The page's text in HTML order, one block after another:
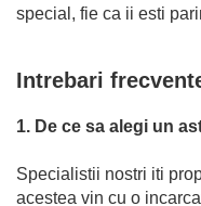
special, fie ca ii esti
Intrebari
1. De ce sa alegi un
Specialistii nostri iti
acestea vin cu o